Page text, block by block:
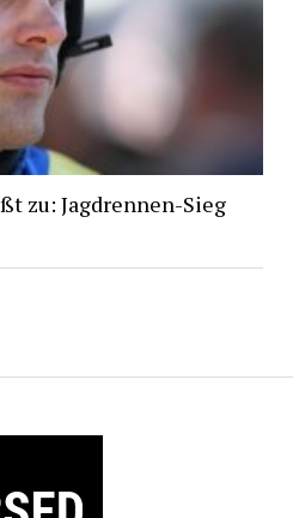
zu: Jagdrennen-Sieg